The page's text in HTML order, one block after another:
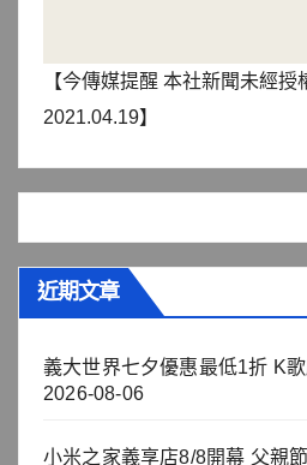
【今傳媒提醒 本社新聞未經授
2021.04.19】
近期文章
義大世界七夕優惠最低1折 K
2026-08-06
小米之家義享店8/8開幕 父親